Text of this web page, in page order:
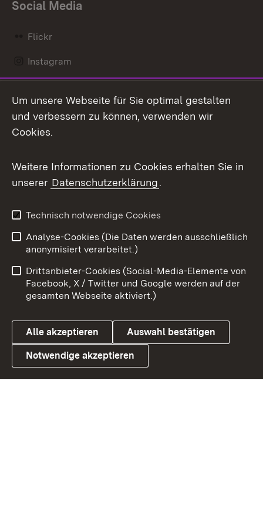
Social Media
Flickr
Instagram
Mastodon
Messenger
Social Wall
X / Twitter
Youtube
Link zum Landesportal
Benutzungshinweise
Barrierefreiheit
Datenschutz
Cookies
Um unsere Webseite für Sie optimal gestalten
und verbessern zu können, verwenden wir
Cookies.
Weitere Informationen zu Cookies erhalten Sie in
unserer Datenschutzerklärung.
Technisch notwendige Cookies
Analyse-Cookies (Die Daten werden ausschließlich
anonymisiert verarbeitet.)
Drittanbieter-Cookies (Social-Media-Elemente von
Facebook, X / Twitter und Google werden auf der
gesamten Webseite aktiviert.)
Alle akzeptieren Auswahl bestätigen
Notwendige akzeptieren